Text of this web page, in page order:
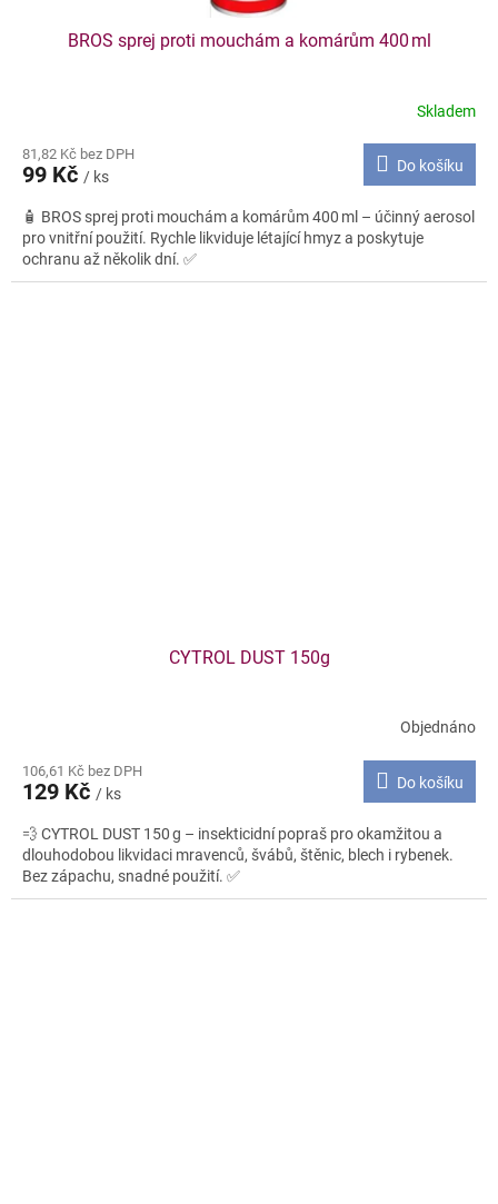
BROS sprej proti mouchám a komárům 400 ml
Skladem
81,82 Kč bez DPH
99 Kč / ks
Do košíku
🧴 BROS sprej proti mouchám a komárům 400 ml – účinný aerosol
pro vnitřní použití. Rychle likviduje létající hmyz a poskytuje
ochranu až několik dní. ✅
CYTROL DUST 150g
Objednáno
106,61 Kč bez DPH
129 Kč / ks
Do košíku
💨 CYTROL DUST 150 g – insekticidní popraš pro okamžitou a
dlouhodobou likvidaci mravenců, švábů, štěnic, blech i rybenek.
Bez zápachu, snadné použití. ✅